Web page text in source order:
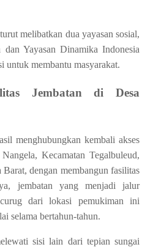
melibatkan dua yayasan sosial,
Yayasan Dinamika Indonesia
untuk membantu masyarakat.
Jembatan di Desa
menghubungkan kembali akses
Kecamatan Tegalbuleud,
dengan membangun fasilitas
jembatan yang menjadi jalur
dari lokasi pemukiman ini
selama bertahun-tahun.
sisi lain dari tepian sungai